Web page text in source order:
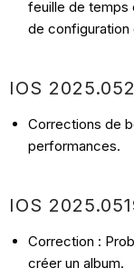
feuille de temps
de
IOS
Corrections de
performances.
IOS
Correction :
créer un album.